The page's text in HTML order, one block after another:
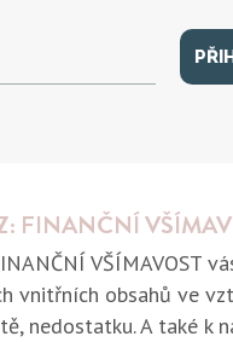
FINANČNÍ
VŠÍMAVOST
vnitřních obsahů ve
nedostatku. A také k